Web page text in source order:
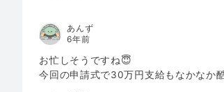
あんず
6年前
お忙しそうですね😇
今回の申請式で30万円支給もなかなか